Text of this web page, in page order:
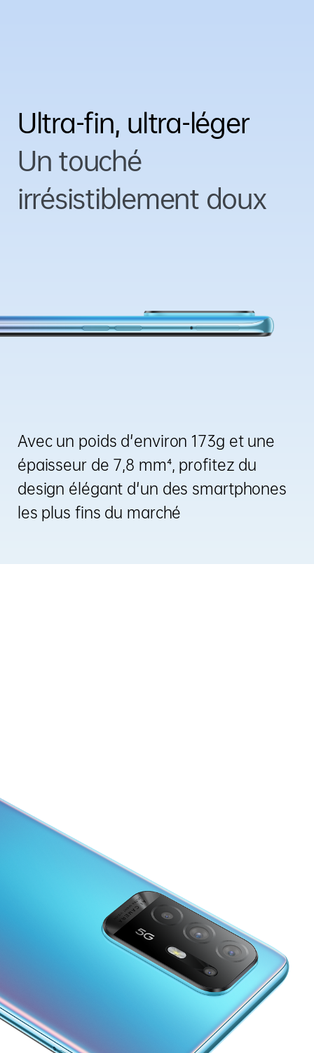
Ultra-fin, ultra-léger
Un touché
irrésistiblement doux
Avec un poids d'environ 173g et une
épaisseur de 7,8 mm⁴, profitez du
design élégant d'un des smartphones
les plus fins du marché